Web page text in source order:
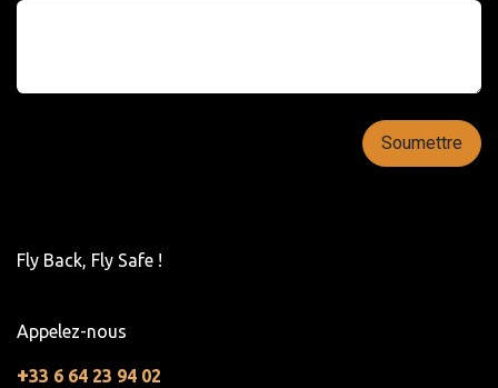
Soumettre
Fly Back, Fly Safe !
Appelez-nous
+33 6 64 23 94 02